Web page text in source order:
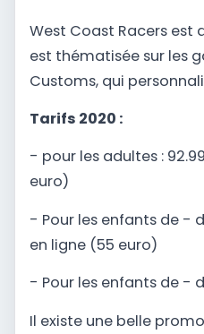
West Coast Racers est
est thématisée sur les
Customs, qui
Tarifs 2020 :
- pour les adultes :
euro)
- Pour les enfants de -
en ligne (55 euro)
- Pour les enfants de -
Il existe une belle